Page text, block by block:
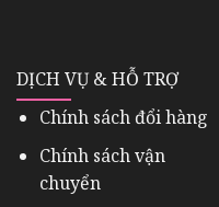
DỊCH VỤ & HỖ TRỢ
Chính sách đổi hàng
Chính sách vận
chuyển